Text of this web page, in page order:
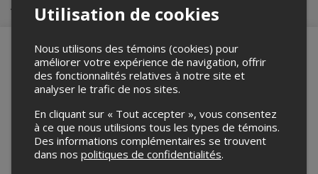
Merci de confirmer que vous n'êtes pas un
robot ci-bas.
Utilisation de cookies
Nous utilisons des témoins (cookies) pour
améliorer votre expérience de navigation, offrir
des fonctionnalités relatives à notre site et
analyser le trafic de nos sites.
En cliquant sur « Tout accepter », vous consentez
à ce que nous utilisions tous les types de témoins.
Des informations complémentaires se trouvent
dans nos politiques de confidentialités.